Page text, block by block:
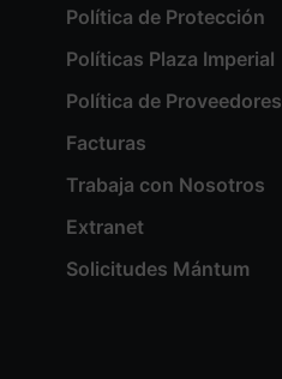
Política de Protección
Políticas Plaza Imperial
Política de Proveedores
Facturas
Trabaja con Nosotros
Extranet
Solicitudes Mántum